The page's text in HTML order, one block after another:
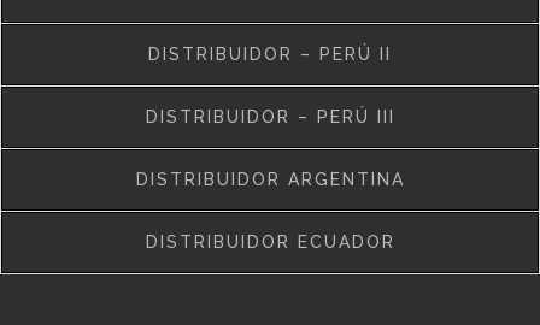
DISTRIBUIDOR – PERÚ III
DISTRIBUIDOR ARGENTINA
DISTRIBUIDOR ECUADOR
Nosotros